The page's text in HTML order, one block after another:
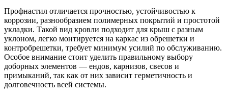
Профнастил отличается прочностью, устойчивостью к
коррозии, разнообразием полимерных покрытий и простотой
укладки. Такой вид кровли подходит для крыш с разным
уклоном, легко монтируется на каркас из обрешетки и
контробрешетки, требует минимум усилий по обслуживанию.
Особое внимание стоит уделить правильному выбору
доборных элементов — ендов, карнизов, свесов и
примыканий, так как от них зависит герметичность и
долговечность всей системы.